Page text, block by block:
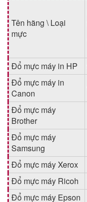
Tên hãng \ Loại
mực
Đổ mực máy in HP
Đổ mực máy in
Canon
Đổ mực máy
Brother
Đổ mực máy
Samsung
Đổ mực máy Xerox
Đổ mực máy Ricoh
Đổ mực máy Epson